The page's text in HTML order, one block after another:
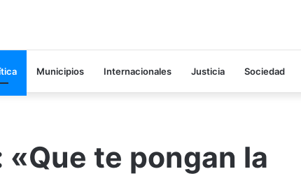
Municipios Internacionales Justicia Sociedad
te pongan la